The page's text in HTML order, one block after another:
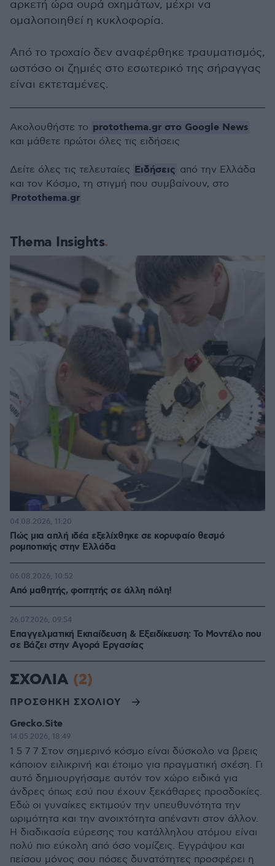
αρκετή ώρα ουρά οχημάτων, μέχρι να
ομαλοποιηθεί η κυκλοφορία.
Από το τροχαίο δεν αναφέρθηκε τραυματισμός,
ωστόσο οι ζημιές στο εσωτερικό της σήραγγας
είναι εκτεταμένες.
Thema Insights
Πώς μια απλή ιδέα εξελίχθηκε σε κορυφαίο θεσμό
ρομποτικής στην Ελλάδα
04.08.2026, 11:20
Από μαθητής, φοιτητής σε άλλη πόλη!
06.08.2026, 10:52
Επαγγελματική Εκπαίδευση & Εξειδίκευση: Το Mοντέλο που
σε Bάζει στην Aγορά Eργασίας
26.07.2026, 09:54
Ακολουθήστε το protothema.gr στο Google News
και μάθετε πρώτοι όλες τις ειδήσεις
Δείτε όλες τις τελευταίες Ειδήσεις από την Ελλάδα
και τον Κόσμο, τη στιγμή που συμβαίνουν, στο
Protothema.gr
ΣΧΟΛΙΑ (2)
ΠΡΟΣΘΗΚΗ ΣΧΟΛΙΟΥ
Grecko.Site
14.05.2026, 18:49
1 5 7 7 Στον σημερινό κόσμο είναι δύσκολο να βρεις
κάποιον ειλικρινή και έτοιμο για πραγματική σχέση. Γι
αυτό δημιουργήσαμε αυτόν τον χώρο ειδικά για
άνδρες όπως εσύ που έχουν ξεκάθαρες προσδοκίες.
Εδώ οι γυναίκες εκτιμούν την υπευθυνότητα την
ωριμότητα και την ανοιχτότητα απέναντι στον άλλον.
Η διαδικασία εύρεσης του κατάλληλου ατόμου είναι
πολύ πιο εύκολη από όσο νομίζεις. Εγγράψου και
πείσου μόνος σου πόσες δυνατότητες προσφέρει η